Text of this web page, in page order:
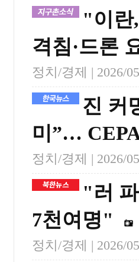
"이란
격침·드론
정치/경제 | 2026/
진 커
미”…
정치/경제 | 2026/
"러
7천여명"
정치/경제 | 2026/